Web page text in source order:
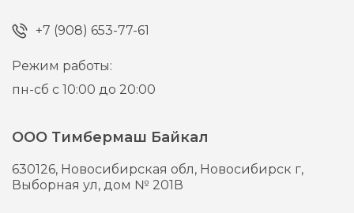
+7 (908) 653-77-61
Режим работы:
пн-сб с 10:00 до 20:00
ООО Тимбермаш Байкал
630126, Новосибирская обл, Новосибирск г,
Выборная ул, дом № 201В